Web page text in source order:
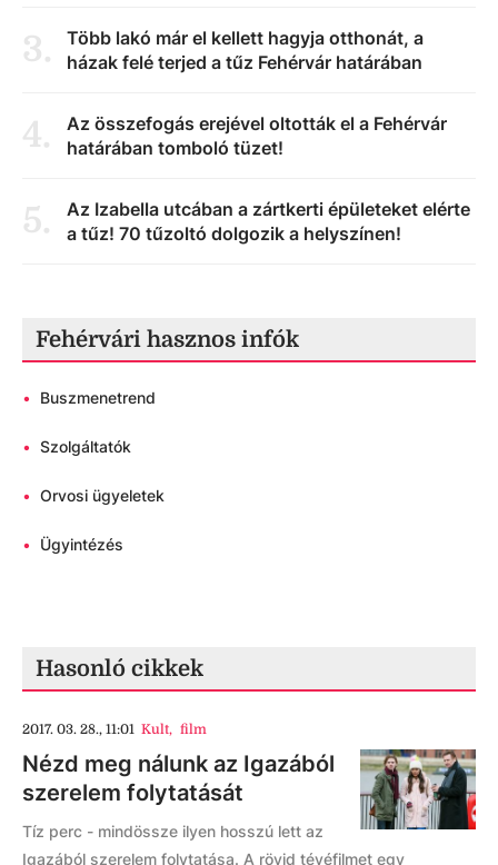
3.
Több lakó már el kellett hagyja otthonát, a
házak felé terjed a tűz Fehérvár határában
4.
Az összefogás erejével oltották el a Fehérvár
határában tomboló tüzet!
5.
Az Izabella utcában a zártkerti épületeket elérte
a tűz! 70 tűzoltó dolgozik a helyszínen!
Fehérvári hasznos infók
• Buszmenetrend
• Szolgáltatók
• Orvosi ügyeletek
• Ügyintézés
Hasonló cikkek
2017. 03. 28., 11:01 Kult, film
Nézd meg nálunk az Igazából
szerelem folytatását
Tíz perc - mindössze ilyen hosszú lett az
Igazából szerelem folytatása. A rövid tévéfilmet egy